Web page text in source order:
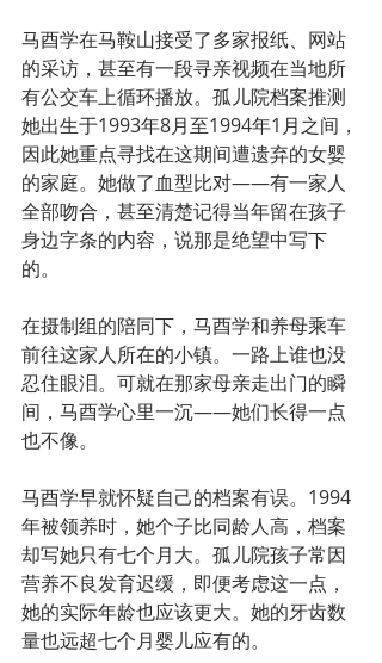
马酉学在马鞍山接受了多家报纸、网站
的采访，甚至有一段寻亲视频在当地所
有公交车上循环播放。孤儿院档案推测
她出生于1993年8月至1994年1月之间，
因此她重点寻找在这期间遭遗弃的女婴
的家庭。她做了血型比对——有一家人
全部吻合，甚至清楚记得当年留在孩子
身边字条的内容，说那是绝望中写下
的。
在摄制组的陪同下，马酉学和养母乘车
前往这家人所在的小镇。一路上谁也没
忍住眼泪。可就在那家母亲走出门的瞬
间，马酉学心里一沉——她们长得一点
也不像。
马酉学早就怀疑自己的档案有误。1994
年被领养时，她个子比同龄人高，档案
却写她只有七个月大。孤儿院孩子常因
营养不良发育迟缓，即便考虑这一点，
她的实际年龄也应该更大。她的牙齿数
量也远超七个月婴儿应有的。